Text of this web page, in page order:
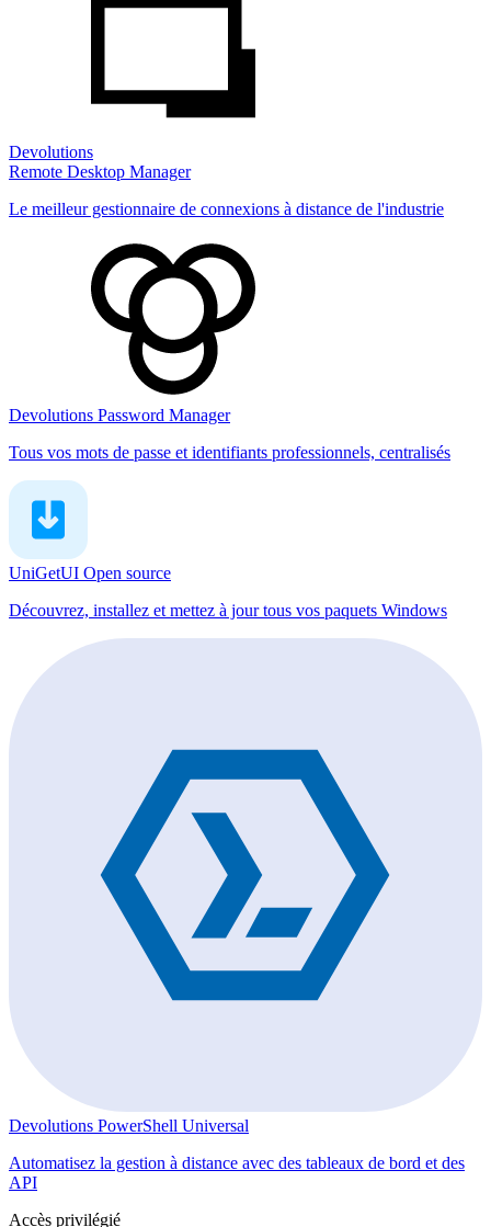
Devolutions
Remote Desktop Manager
Le meilleur gestionnaire de connexions à distance de l'industrie
Devolutions Password Manager
Tous vos mots de passe et identifiants professionnels, centralisés
UniGetUI Open source
Découvrez, installez et mettez à jour tous vos paquets Windows
Devolutions PowerShell Universal
Automatisez la gestion à distance avec des tableaux de bord et des
API
Accès privilégié